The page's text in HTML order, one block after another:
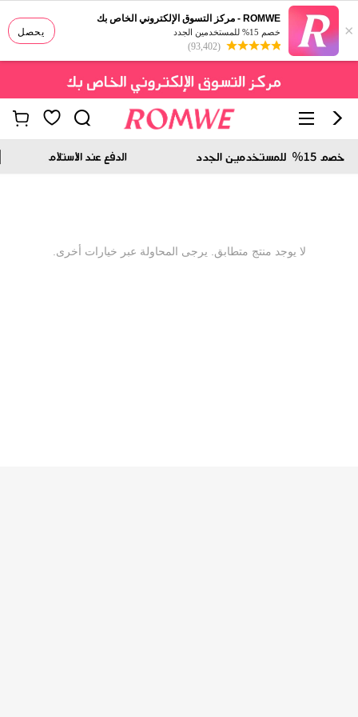
يحصل ×
ROMWE - مركز التسوق الإلكتروني الخاص بك
خصم 15% للمستخدمين الجدد
(93,402)
لا يوجد منتج متطابق. يرجى المحاولة عبر خيارات أخرى.